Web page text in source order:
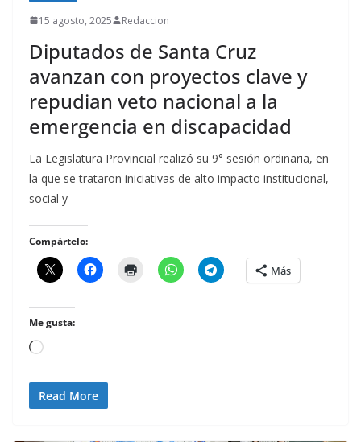
15 agosto, 2025 Redaccion
Diputados de Santa Cruz
avanzan con proyectos clave y
repudian veto nacional a la
emergencia en discapacidad
La Legislatura Provincial realizó su 9° sesión ordinaria, en
la que se trataron iniciativas de alto impacto institucional,
social y
Compártelo:
Más
Me gusta:
Cargando...
Read More